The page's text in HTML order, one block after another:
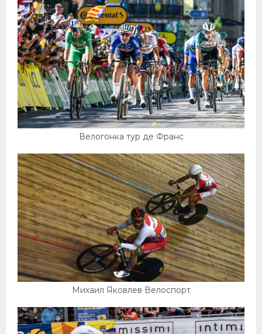
Велогонка тур де Франс
Михаил Яковлев Велоспорт